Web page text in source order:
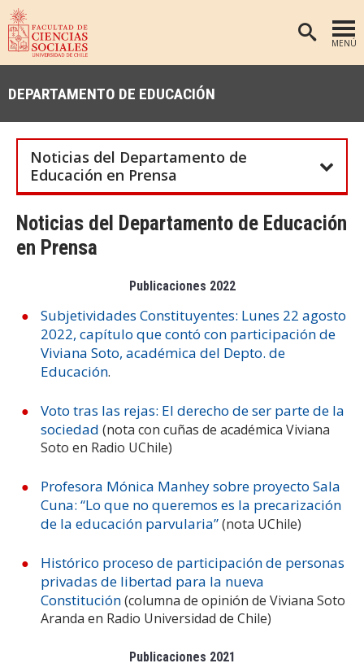
MENÚ
DEPARTAMENTOS
ANTROPOLOGÍA
EDUCACIÓN
PSICOLOGÍA
TRABAJO SOCIAL
PREGRADO
POSTGRADO
INVESTIGACIÓN
EXTENSIÓN
BIBLIOTECA
ADMISIÓN
FUNCIONARIOS
EGRESADOS
DEPARTAMENTO DE EDUCACIÓN
Noticias del Departamento de
Educación en Prensa
Noticias del Departamento de Educación
en Prensa
Publicaciones 2022
Subjetividades Constituyentes: Lunes 22 agosto
2022, capítulo que contó con participación de
Viviana Soto, académica del Depto. de
Educación.
Voto tras las rejas: El derecho de ser parte de la
sociedad (nota con cuñas de académica Viviana
Soto en Radio UChile)
Profesora Mónica Manhey sobre proyecto Sala
Cuna: “Lo que no queremos es la precarización
de la educación parvularia”(nota UChile)
Histórico proceso de participación de personas
privadas de libertad para la nueva
Constitución(columna de opinión de Viviana Soto
Aranda en Radio Universidad de Chile)
Publicaciones 2021